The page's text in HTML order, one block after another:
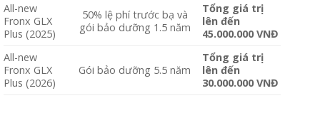
All-new
Fronx GLX
Plus (2025)
50% lệ phí trước bạ và
gói bảo dưỡng 1.5 năm
Tổng giá trị
lên đến
45.000.000 VNĐ
All-new
Fronx GLX
Plus (2026)
Gói bảo dưỡng 5.5 năm
Tổng giá trị
lên đến
30.000.000 VNĐ